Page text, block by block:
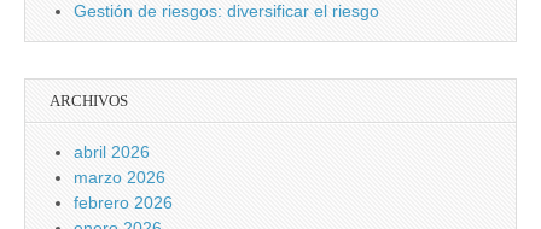
Gestión de riesgos: diversificar el riesgo
ARCHIVOS
abril 2026
marzo 2026
febrero 2026